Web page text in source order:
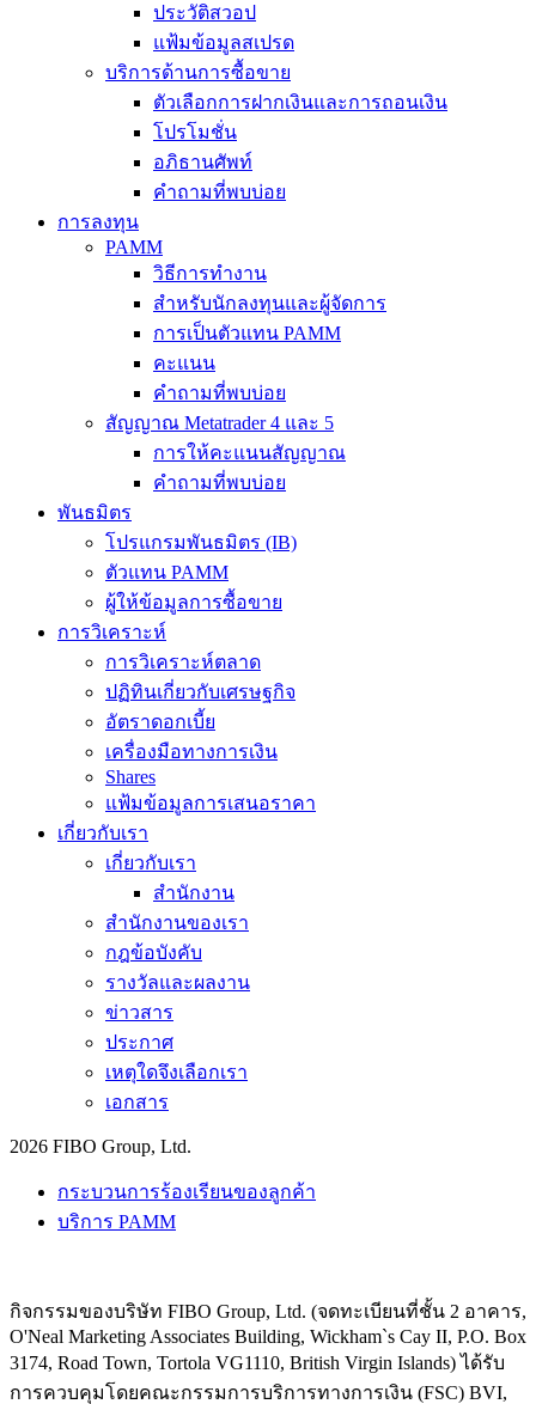
ประวัติสวอป
แฟ้มข้อมูลสเปรด
บริการด้านการซื้อขาย
ตัวเลือกการฝากเงินและการถอนเงิน
โปรโมชั่น
อภิธานศัพท์
คำถามที่พบบ่อย
การลงทุน
PAMM
วิธีการทำงาน
สำหรับนักลงทุนและผู้จัดการ
การเป็นตัวแทน PAMM
คะแนน
คำถามที่พบบ่อย
สัญญาณ Metatrader 4 และ 5
การให้คะแนนสัญญาณ
คำถามที่พบบ่อย
พันธมิตร
โปรแกรมพันธมิตร (IB)
ตัวแทน PAMM
ผู้ให้ข้อมูลการซื้อขาย
การวิเคราะห์
การวิเคราะห์ตลาด
ปฏิทินเกี่ยวกับเศรษฐกิจ
อัตราดอกเบี้ย
เครื่องมือทางการเงิน
Shares
แฟ้มข้อมูลการเสนอราคา
เกี่ยวกับเรา
เกี่ยวกับเรา
สำนักงาน
สำนักงานของเรา
กฎข้อบังคับ
รางวัลและผลงาน
ข่าวสาร
ประกาศ
เหตุใดจึงเลือกเรา
เอกสาร
2026 FIBO Group, Ltd.
กระบวนการร้องเรียนของลูกค้า
บริการ PAMM
กิจกรรมของบริษัท FIBO Group, Ltd. (จดทะเบียนที่ชั้น 2 อาคาร,
O'Neal Marketing Associates Building, Wickham`s Cay II, P.O. Box
3174, Road Town, Tortola VG1110, British Virgin Islands) ได้รับ
การควบคุมโดยคณะกรรมการบริการทางการเงิน (FSC) BVI,